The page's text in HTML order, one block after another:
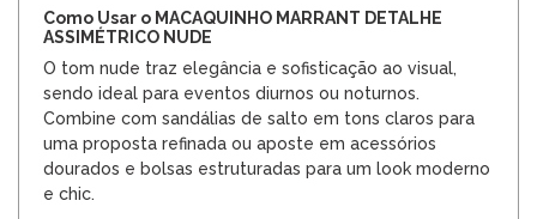
Como Usar o MACAQUINHO MARRANT DETALHE
ASSIMÉTRICO NUDE
O tom nude traz elegância e sofisticação ao visual,
sendo ideal para eventos diurnos ou noturnos.
Combine com sandálias de salto em tons claros para
uma proposta refinada ou aposte em acessórios
dourados e bolsas estruturadas para um look moderno
e chic.